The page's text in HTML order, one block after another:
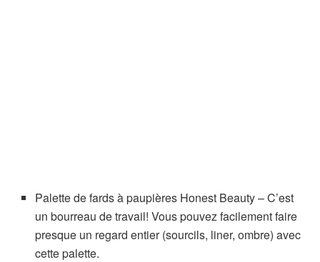
Palette de fards à paupières Honest Beauty – C’est
un bourreau de travail! Vous pouvez facilement faire
presque un regard entier (sourcils, liner, ombre) avec
cette palette.